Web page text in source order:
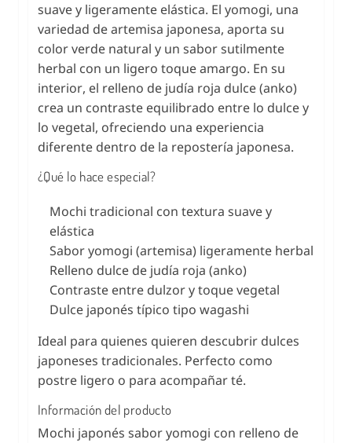
suave y ligeramente elástica. El yomogi, una
variedad de artemisa japonesa, aporta su
color verde natural y un sabor sutilmente
herbal con un ligero toque amargo. En su
interior, el relleno de judía roja dulce (anko)
crea un contraste equilibrado entre lo dulce y
lo vegetal, ofreciendo una experiencia
diferente dentro de la repostería japonesa.
¿Qué lo hace especial?
Mochi tradicional con textura suave y
elástica
Sabor yomogi (artemisa) ligeramente herbal
Relleno dulce de judía roja (anko)
Contraste entre dulzor y toque vegetal
Dulce japonés típico tipo wagashi
Ideal para quienes quieren descubrir dulces
japoneses tradicionales. Perfecto como
postre ligero o para acompañar té.
Información del producto
Mochi japonés sabor yomogi con relleno de